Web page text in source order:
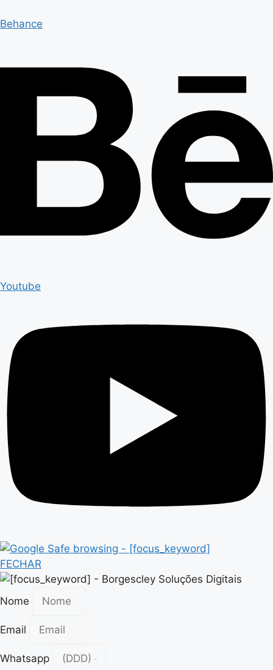
Behance
Youtube
FECHAR
Nome
Email
Whatsapp